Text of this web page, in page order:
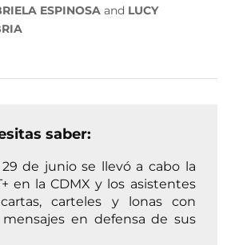
ESPINOSA and LUCY
saber:
de junio se llevó a cabo la
en la CDMX y los asistentes
carteles y lonas con
en defensa de sus